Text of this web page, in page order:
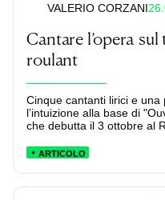
VALERIO CORZANI
Cantare l’opera sul
roulant
Cinque cantanti lirici e una
l’intuizione alla base di
che debutta il 3 ottobre al
ARTICOLO